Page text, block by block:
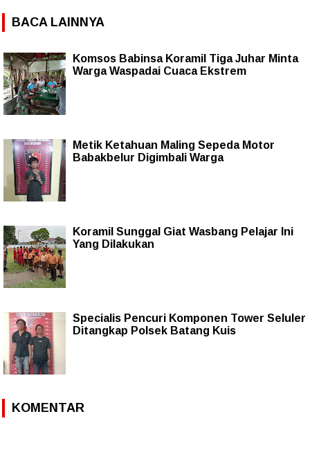
BACA LAINNYA
Komsos Babinsa Koramil Tiga Juhar Minta
Warga Waspadai Cuaca Ekstrem
Metik Ketahuan Maling Sepeda Motor
Babakbelur Digimbali Warga
Koramil Sunggal Giat Wasbang Pelajar Ini
Yang Dilakukan
Specialis Pencuri Komponen Tower Seluler
Ditangkap Polsek Batang Kuis
KOMENTAR